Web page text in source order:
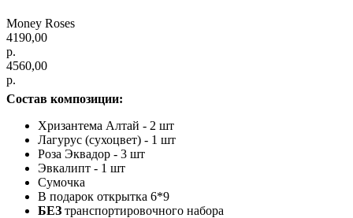
Money Roses
4190,00
р.
4560,00
р.
Состав композиции:
Хризантема Алтай - 2 шт
Лагурус (сухоцвет) - 1 шт
Роза Эквадор - 3 шт
Эвкалипт - 1 шт
Сумочка
В подарок открытка 6*9
БЕЗ транспортировочного набора